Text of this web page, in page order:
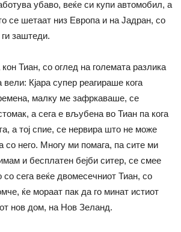
убаво, веќе си купи автомобил, а
се шетаат низ Европа и на Јадран, со
заштеди.
Тиан, со оглед на големата разлика
Кјара супер реагираше кога
малку ме зафркаваше, се
а сега е вљубена во Тиан па кога
а тој спие, се нервира што не може
со него. Многу ми помага, па сите ми
и бесплатен бејби ситер, се смее
со сега веќе двомесечниот Тиан, со
ќе мораат пак да го минат истиот
нов дом, на Нов Зеланд.